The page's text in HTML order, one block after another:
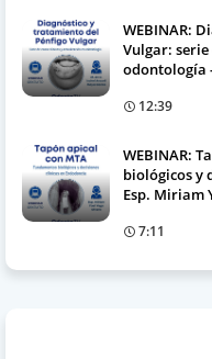
WEBINAR:
Vulgar:
odontología
12:39
WEBINAR:
biológicos y
Esp. Miriam
7:11